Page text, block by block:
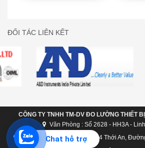
ĐỐI TÁC LIÊN KẾT
CÔNG TY TNHH TM-DV ĐO LƯỜNG THIẾT
Văn Phòng : Số 2628 - HH3A -
Chi nhánh Hồ Chí Minh: C124 Thới An,
Chat hỗ trợ